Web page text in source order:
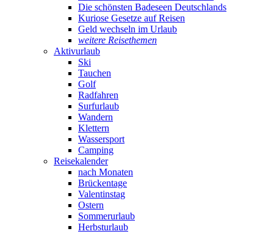
Die schönsten Badeseen Deutschlands
Kuriose Gesetze auf Reisen
Geld wechseln im Urlaub
weitere Reisethemen
Aktivurlaub
Ski
Tauchen
Golf
Radfahren
Surfurlaub
Wandern
Klettern
Wassersport
Camping
Reisekalender
nach Monaten
Brückentage
Valentinstag
Ostern
Sommerurlaub
Herbsturlaub